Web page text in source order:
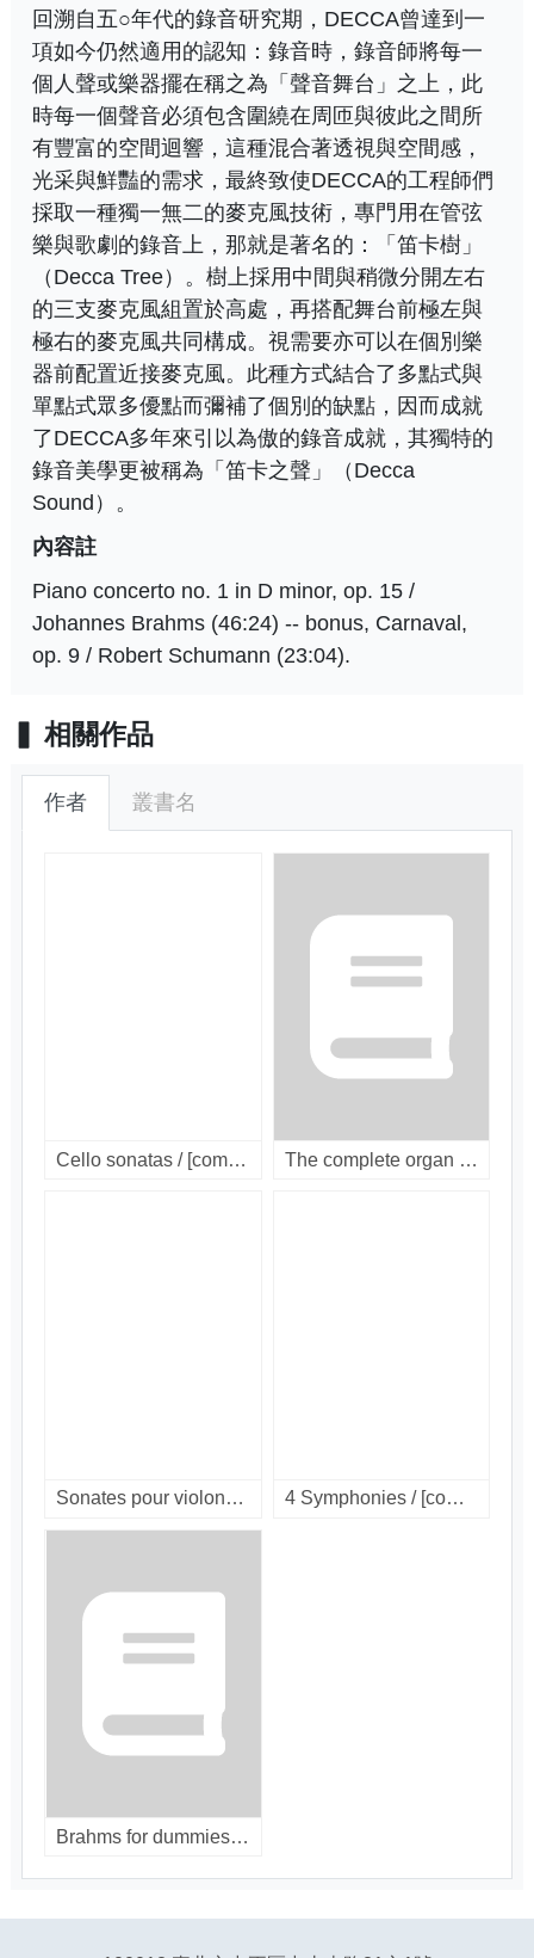
回溯自五○年代的錄音研究期，DECCA曾達到一
項如今仍然適用的認知：錄音時，錄音師將每一
個人聲或樂器擺在稱之為「聲音舞台」之上，此
時每一個聲音必須包含圍繞在周匝與彼此之間所
有豐富的空間迴響，這種混合著透視與空間感，
光采與鮮豔的需求，最終致使DECCA的工程師們
採取一種獨一無二的麥克風技術，專門用在管弦
樂與歌劇的錄音上，那就是著名的：「笛卡樹」
（Decca Tree）。樹上採用中間與稍微分開左右
的三支麥克風組置於高處，再搭配舞台前極左與
極右的麥克風共同構成。視需要亦可以在個別樂
器前配置近接麥克風。此種方式結合了多點式與
單點式眾多優點而彌補了個別的缺點，因而成就
了DECCA多年來引以為傲的錄音成就，其獨特的
錄音美學更被稱為「笛卡之聲」（Decca
Sound）。
內容註
Piano concerto no. 1 in D minor, op. 15 /
Johannes Brahms (46:24) -- bonus, Carnaval,
op. 9 / Robert Schumann (23:04).
相關作品
作者 叢書名
Cello sonatas / [compact disc] The complete organ works / [compact disc]
Sonates pour violoncelle & piano / [comapct disc] 4 Symphonies / [compact disc]
Brahms for dummies [interactive multimedia].